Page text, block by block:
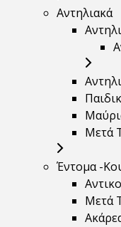
Αντηλιακά
Mετά
Έντομα -
Μετά